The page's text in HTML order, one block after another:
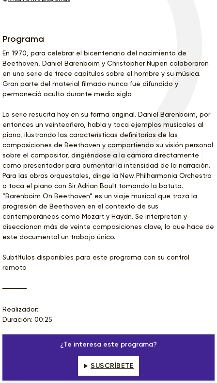
Programa
En 1970, para celebrar el bicentenario del nacimiento de
Beethoven, Daniel Barenboim y Christopher Nupen colaboraron
en una serie de trece capítulos sobre el hombre y su música.
Gran parte del material filmado nunca fue difundido y
permaneció oculto durante medio siglo.
La serie resucita hoy en su forma original. Daniel Barenboim, por
entonces un veinteañero, habla y toca ejemplos musicales al
piano, ilustrando las características definitorias de las
composiciones de Beethoven y compartiendo su visión personal
sobre el compositor, dirigiéndose a la cámara directamente
como presentador para aumentar la intensidad de la narración.
Para las obras orquestales, dirige la New Philharmonia Orchestra
o toca el piano con Sir Adrian Boult tomando la batuta.
“Barenboim On Beethoven” es un viaje musical que traza la
progresión de Beethoven en el contexto de sus
contemporáneos como Mozart y Haydn. Se interpretan y
diseccionan más de veinte composiciones clave, lo que hace de
este documental un trabajo único.
Subtítulos disponibles para este programa con su control
remoto
Realizador:
Duración: 00:25
¿Te interesa este programa?
SUSCRÍBETE